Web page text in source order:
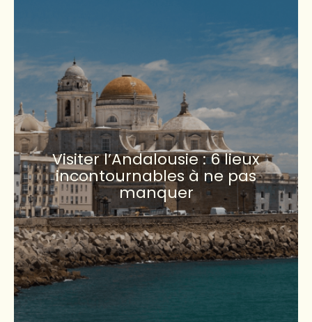
Visiter l’Andalousie : 6 lieux
incontournables à ne pas
manquer